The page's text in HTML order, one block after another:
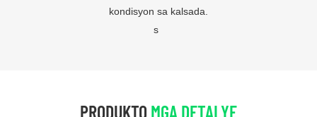
kondisyon sa kalsada.
s
PRODUKTO MGA DETALYE